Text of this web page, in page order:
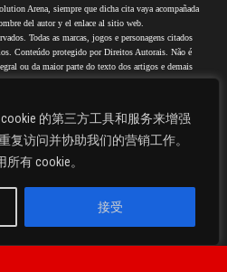
的第三方工具和服务来增强
复访问并协助我们的营销工作。
有 cookie。
接受
Arena, siempre que dicha cita vaya acompañada
del autor y el enlace al sitio web.
Todas as marcas, jogos e personagens citados
Conteúdo protegido por Direitos Autorais. Não é
ou da maior parte do texto dos artigos e demais
incluindo todos os links aqui contidos e todos os
e link do site.
les marques, jeux et personnages cités appartiennent
des articles et autres contenus publiés sur ce site, y
du site, du nom de l'auteur et du lien du site.
nuestra Política de Privacidad. | Confira a nossa
简体中文